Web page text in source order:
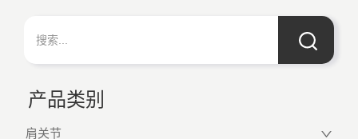
产品类别
肩关节